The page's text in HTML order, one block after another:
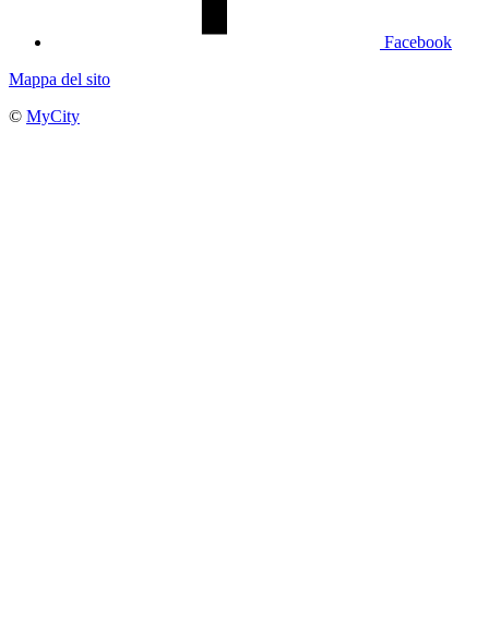
Facebook
Mappa del sito
© MyCity